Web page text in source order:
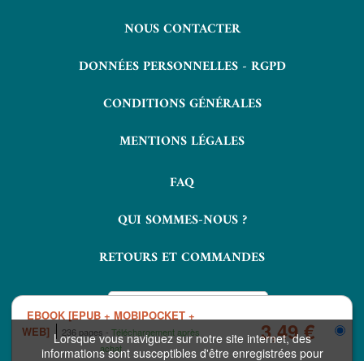
Lorsque vous naviguez sur notre site internet, des
informations sont susceptibles d'être enregistrées pour
EBOOK [EPUB + MOBIPOCKET +
WEB]
236 pages
Téléchargement après
achat
3,49 €
NOUS CONTACTER
DONNÉES PERSONNELLES - RGPD
CONDITIONS GÉNÉRALES
MENTIONS LÉGALES
FAQ
QUI SOMMES-NOUS ?
RETOURS ET COMMANDES